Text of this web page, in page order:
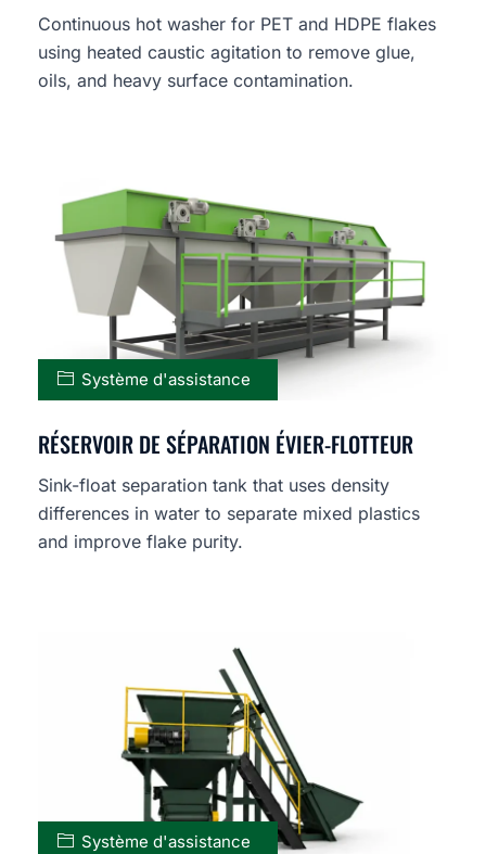
Continuous hot washer for PET and HDPE flakes
using heated caustic agitation to remove glue,
oils, and heavy surface contamination.
Système d'assistance
RÉSERVOIR DE SÉPARATION ÉVIER-FLOTTEUR
Sink-float separation tank that uses density
differences in water to separate mixed plastics
and improve flake purity.
Système d'assistance